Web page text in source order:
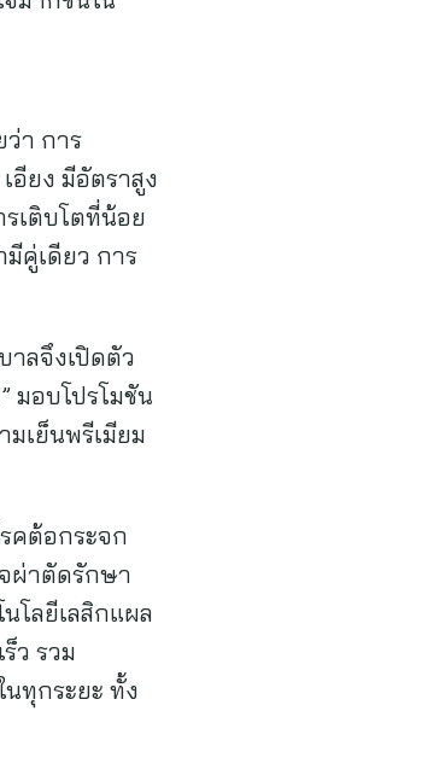
ว่า การ
อียง มีอัตราสูง
เติบโตที่น้อย
คู่เดียว การ
าลจึงเปิดตัว
มอบโปรโมชัน
เย็นพรีเมียม
คต้อกระจก
ผ่าตัดรักษา
โลยีเลสิกแผล
ว รวม
นทุกระยะ ทั้ง